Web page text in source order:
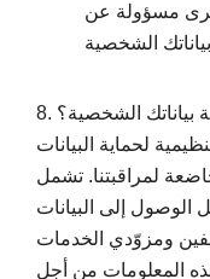
مسؤولة عن
بياناتك الشخصية؟
لحماية البيانات
لمراقبتنا. تشمل
الوصول إلى البيانات
ومزوّدي الخدمات
المعلومات من أجل